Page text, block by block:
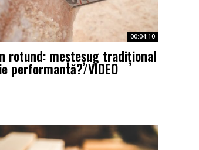
00:04:10
rotund: meșteșug tradițional
performantă?/VIDEO